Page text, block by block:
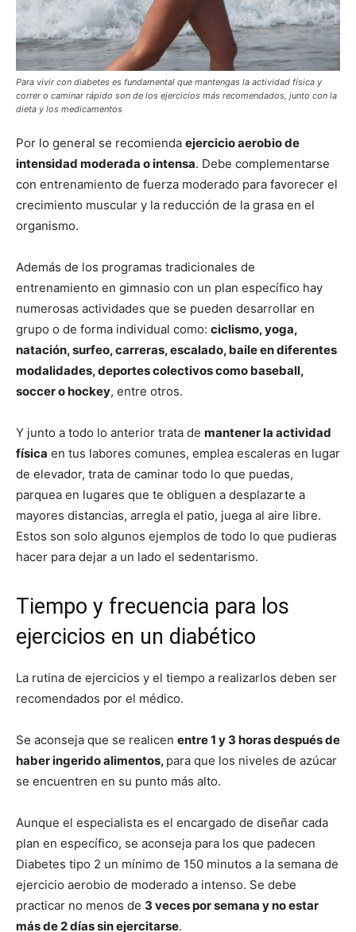
Para vivir con diabetes es fundamental que mantengas la actividad física y
correr o caminar rápido son de los ejercicios más recomendados, junto con la
dieta y los medicamentos
Por lo general se recomienda ejercicio aerobio de
intensidad moderada o intensa. Debe complementarse
con entrenamiento de fuerza moderado para favorecer el
crecimiento muscular y la reducción de la grasa en el
organismo.
Además de los programas tradicionales de
entrenamiento en gimnasio con un plan específico hay
numerosas actividades que se pueden desarrollar en
grupo o de forma individual como: ciclismo, yoga,
natación, surfeo, carreras, escalado, baile en diferentes
modalidades, deportes colectivos como baseball,
soccer o hockey, entre otros.
Y junto a todo lo anterior trata de mantener la actividad
física en tus labores comunes, emplea escaleras en lugar
de elevador, trata de caminar todo lo que puedas,
parquea en lugares que te obliguen a desplazarte a
mayores distancias, arregla el patio, juega al aire libre.
Estos son solo algunos ejemplos de todo lo que pudieras
hacer para dejar a un lado el sedentarismo.
Tiempo y frecuencia para los
ejercicios en un diabético
La rutina de ejercicios y el tiempo a realizarlos deben ser
recomendados por el médico.
Se aconseja que se realicen entre 1 y 3 horas después de
haber ingerido alimentos, para que los niveles de azúcar
se encuentren en su punto más alto.
Aunque el especialista es el encargado de diseñar cada
plan en específico, se aconseja para los que padecen
Diabetes tipo 2 un mínimo de 150 minutos a la semana de
ejercicio aerobio de moderado a intenso. Se debe
practicar no menos de 3 veces por semana y no estar
más de 2 días sin ejercitarse.